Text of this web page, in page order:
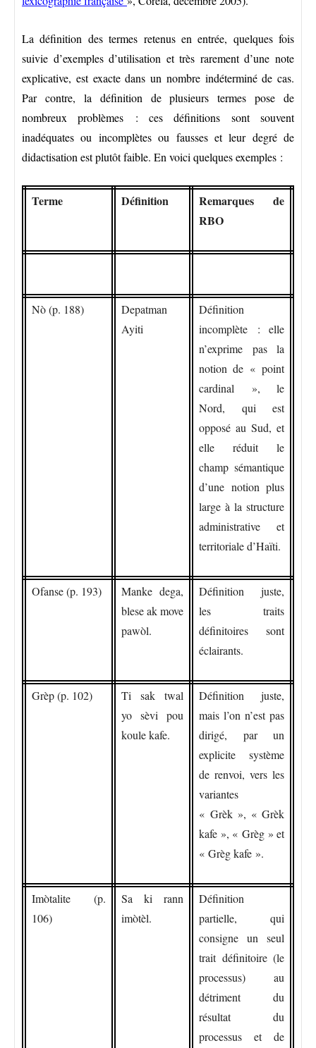
La définition des termes retenus en entrée, quelques fois
suivie d’exemples d’utilisation et très rarement d’une note
explicative, est exacte dans un nombre indéterminé de cas.
Par contre, la définition de plusieurs termes pose de
nombreux problèmes : ces définitions sont souvent
inadéquates ou incomplètes ou fausses et leur degré de
didactisation est plutôt faible. En voici quelques exemples :
Terme Définition
Remarques de
RBO
Nò (p. 188)
Depatman
Ayiti
Définition
incomplète : elle
n’exprime pas la
notion de « point
cardinal », le
Nord, qui est
opposé au Sud, et
elle réduit le
champ sémantique
d’une notion plus
large à la structure
administrative et
territoriale d’Haïti.
Ofanse (p. 193)
Manke dega,
blese ak move
pawòl.
Définition juste,
les traits
définitoires sont
éclairants.
Grèp (p. 102)
Ti sak twal
yo sèvi pou
koule kafe.
Définition juste,
mais l’on n’est pas
dirigé, par un
explicite système
de renvoi, vers les
variantes
« Grèk », « Grèk
kafe », « Grèg » et
« Grèg kafe ».
Imòtalite (p.
106)
Sa ki rann
imòtèl.
Définition
partielle, qui
consigne un seul
trait définitoire (le
processus) au
détriment du
résultat du
processus et de